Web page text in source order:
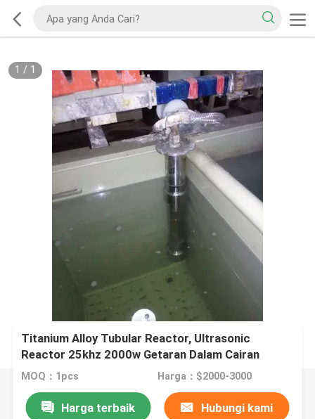
1 / 1
Titanium Alloy Tubular Reactor, Ultrasonic
Reactor 25khz 2000w Getaran Dalam Cairan
MOQ：1pcs Harga：$2000-3000
Harga terbaik Hubungi kami